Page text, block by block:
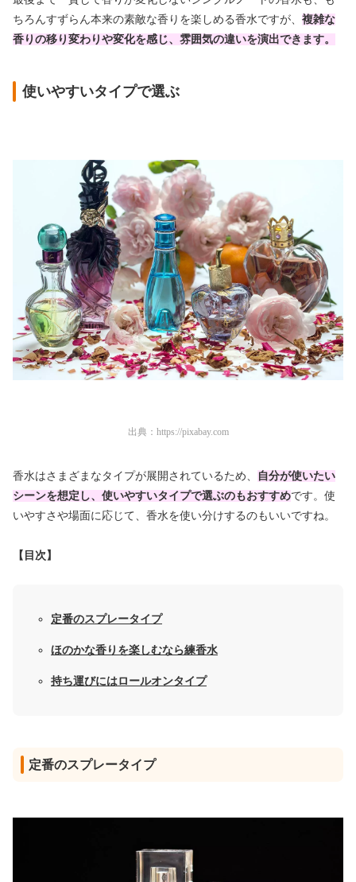
ちろんすずらん本来の素敵な香りを楽しめる香水ですが、 複雑な
香りの移り変わりや変化を感じ、雰囲気の違いを演出できます。
使いやすいタイプで選ぶ
出典： https://pixabay.com
香水はさまざまなタイプが展開されているため、
自分が使いたい
シーンを想定し、使いやすいタイプで選ぶのもおすすめです。使
いやすさや場面に応じて、香水を使い分けするのもいいですね。
【目次】
定番のスプレータイプ
ほのかな香りを楽しむなら練香水
持ち運びにはロールオンタイプ
定番のスプレータイプ